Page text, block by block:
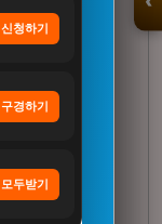
신청하기
구경하기
모두받기